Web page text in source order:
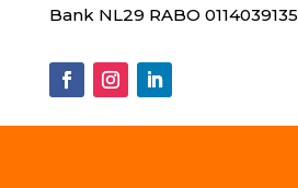
Bank NL29 RABO 0114039135